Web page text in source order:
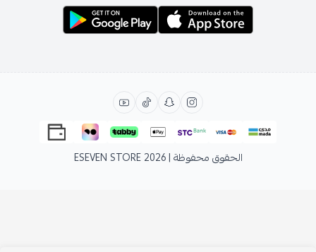
الحقوق محفوظة | 2026 ESEVEN STORE